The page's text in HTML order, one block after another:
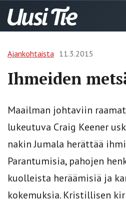
Ajankohtaista 11.3.2015
Ihmeiden
Maailman johtaviin
lukeutuva Craig Keener
nakin Jumala herättää
Parantumisia, pahojen
kuolleista heräämisiä ja
kokemuksia. Kristillisen